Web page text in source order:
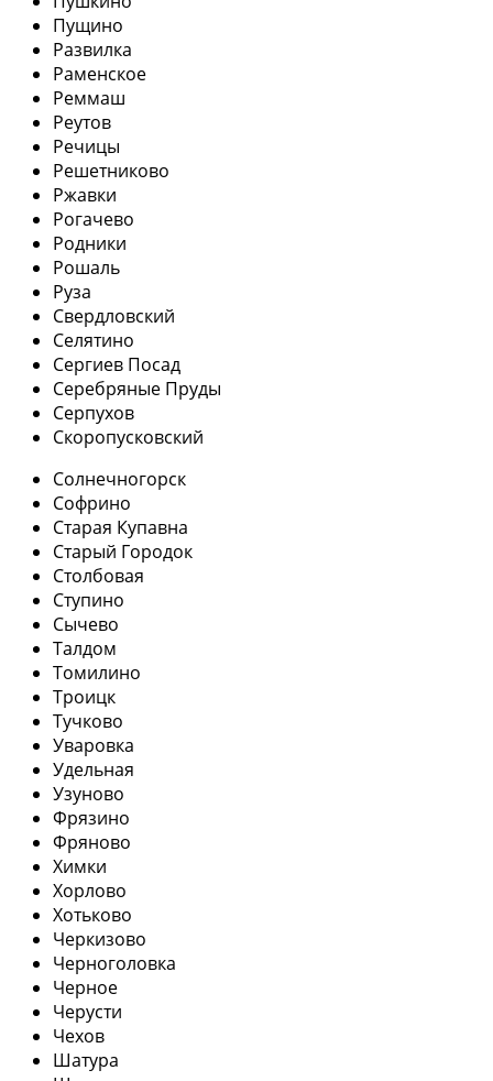
Пущино
Развилка
Раменское
Реммаш
Реутов
Речицы
Решетниково
Ржавки
Рогачево
Родники
Рошаль
Руза
Свердловский
Селятино
Сергиев Посад
Серебряные Пруды
Серпухов
Скоропусковский
Солнечногорск
Софрино
Старая Купавна
Старый Городок
Столбовая
Ступино
Сычево
Талдом
Томилино
Троицк
Тучково
Уваровка
Удельная
Узуново
Фрязино
Фряново
Химки
Хорлово
Хотьково
Черкизово
Черноголовка
Черное
Черусти
Чехов
Шатура